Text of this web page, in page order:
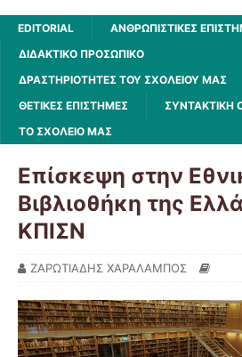
EDITORIAL
ΑΝΘΡΩΠΙΣΤΙΚΈΣ
ΔΙΔΑΚΤΙΚΟ ΠΡΟΣΩΠΙΚΟ
ΔΡΑΣΤΗΡΙΌΤΗΤΕΣ ΤΟΥ ΣΧΟΛΕΊΟΥ ΜΑΣ
ΘΕΤΙΚΈΣ ΕΠΙΣΤΉΜΕΣ
ΣΥΝΤΑΚΤΙΚΗ
ΤΟ ΣΧΟΛΕΙΟ ΜΑΣ
Επίσκεψη στην
Βιβλιοθήκη της
ΚΠΙΣΝ
ΖΑΡΩΤΙΑΔΗΣ ΧΑΡΑΛΑΜΠΟΣ